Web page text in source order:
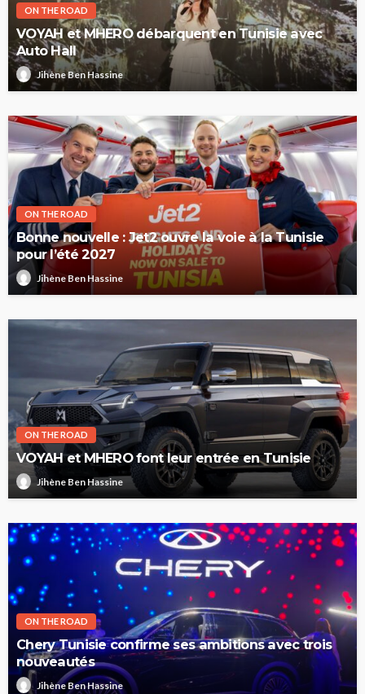
ON THE ROAD
VOYAH et MHERO débarquent en Tunisie avec
Auto Hall
Jihène Ben Hassine
ON THE ROAD
Bonne nouvelle : Jet2 ouvre la voie à la Tunisie
pour l’été 2027
Jihène Ben Hassine
ON THE ROAD
VOYAH et MHERO font leur entrée en Tunisie
Jihène Ben Hassine
ON THE ROAD
Chery Tunisie confirme ses ambitions avec trois
nouveautés
Jihène Ben Hassine